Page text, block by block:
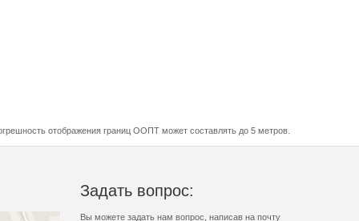
отображения границ ООПТ может составлять до 5 метров.
Задать вопрос:
Вы можете задать нам вопрос, написав на почту